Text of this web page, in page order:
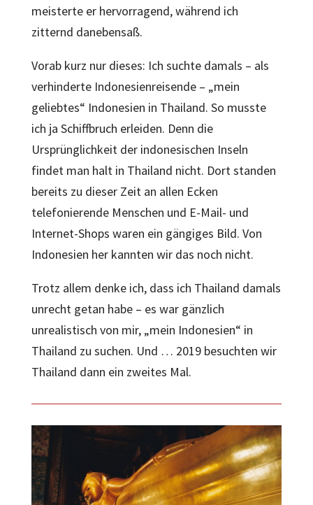
meisterte er hervorragend, während ich
zitternd danebensaß.
Vorab kurz nur dieses: Ich suchte damals – als
verhinderte Indonesienreisende – „mein
geliebtes“ Indonesien in Thailand. So musste
ich ja Schiffbruch erleiden. Denn die
Ursprünglichkeit der indonesischen Inseln
findet man halt in Thailand nicht. Dort standen
bereits zu dieser Zeit an allen Ecken
telefonierende Menschen und E-Mail- und
Internet-Shops waren ein gängiges Bild. Von
Indonesien her kannten wir das noch nicht.
Trotz allem denke ich, dass ich Thailand damals
unrecht getan habe – es war gänzlich
unrealistisch von mir, „mein Indonesien“ in
Thailand zu suchen. Und … 2019 besuchten wir
Thailand dann ein zweites Mal.